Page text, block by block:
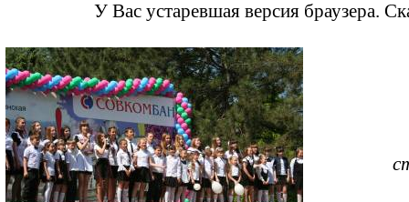
У Вас устаревшая версия браузера.